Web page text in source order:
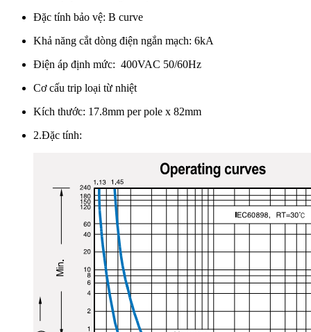
Đặc tính bảo vệ: B curve
Khả năng cắt dòng điện ngắn mạch: 6kA
Điện áp định mức: 400VAC 50/60Hz
Cơ cấu trip loại từ nhiệt
Kích thước: 17.8mm per pole x 82mm
2.Đặc tính: